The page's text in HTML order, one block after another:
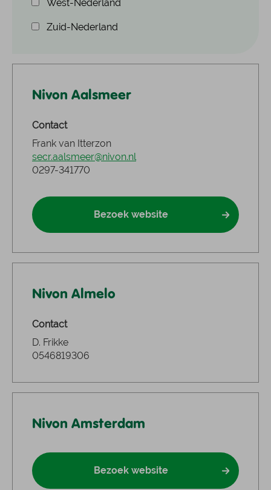
West-Nederland
Zuid-Nederland
Nivon Aalsmeer
Contact
Frank van Itterzon
secr.aalsmeer@nivon.nl
0297-341770
Bezoek website
Nivon Almelo
Contact
D. Frikke
0546819306
Nivon Amsterdam
Bezoek website